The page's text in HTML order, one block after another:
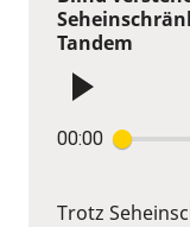
Tandem
00:00
Trotz